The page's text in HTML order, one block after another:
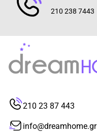
210 238 7443
210 23 87 443
info@dreamhome.gr